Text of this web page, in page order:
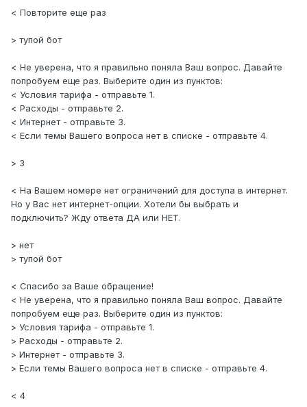
< Повторите еще раз
> тупой бот
< Не уверена, что я правильно поняла Ваш вопрос. Давайте
попробуем еще раз. Выберите один из пунктов:
< Условия тарифа - отправьте 1.
< Расходы - отправьте 2.
< Интернет - отправьте 3.
< Если темы Вашего вопроса нет в списке - отправьте 4.
> 3
< На Вашем номере нет ограничений для доступа в интернет.
Но у Вас нет интернет-опции. Хотели бы выбрать и
подключить? Жду ответа ДА или НЕТ.
> нет
> тупой бот
< Спасибо за Ваше обращение!
< Не уверена, что я правильно поняла Ваш вопрос. Давайте
попробуем еще раз. Выберите один из пунктов:
> Условия тарифа - отправьте 1.
> Расходы - отправьте 2.
> Интернет - отправьте 3.
> Если темы Вашего вопроса нет в списке - отправьте 4.
< 4